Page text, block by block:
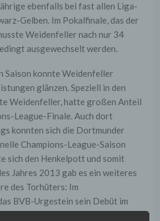
ebenfalls bei fast allen Liga-
Gelben. Im Pokalfinale, das der
Weidenfeller nach nur 34
ausgewechselt werden.
Saison konnte Weidenfeller
glänzen. Speziell in den
Weidenfeller, hatte großen Anteil
League-Finale. Auch dort
konnten sich die Dortmunder
Champions-League-Saison
sich den Henkelpott und somit
Jahres 2013 gab es ein weiteres
des Torhüters: Im
BVB-Urgestein sein Debüt im